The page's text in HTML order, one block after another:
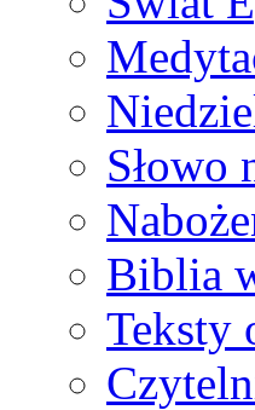
Słowo
Biblia
Teksty